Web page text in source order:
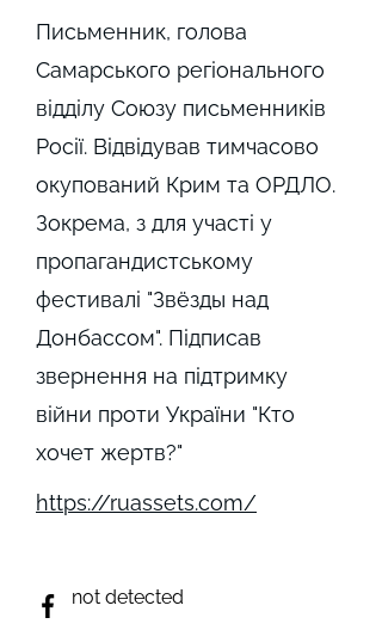
Письменник, голова
Самарського регіонального
відділу Союзу письменників
Росії. Відвідував тимчасово
окупований Крим та ОРДЛО.
Зокрема, з для участі у
пропагандистському
фестивалі "Звёзды над
Донбассом". Підписав
звернення на підтримку
війни проти України "Кто
хочет жертв?"
https://ruassets.com/
not detected